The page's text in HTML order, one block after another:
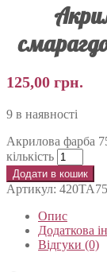
125,00 грн.
9 в наявності
Акрилова фарба
кількість
Додати в кошик
Артикул:
Опис
Додаткова
Відгуки (0)